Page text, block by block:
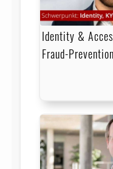
Identity &
Fraud-